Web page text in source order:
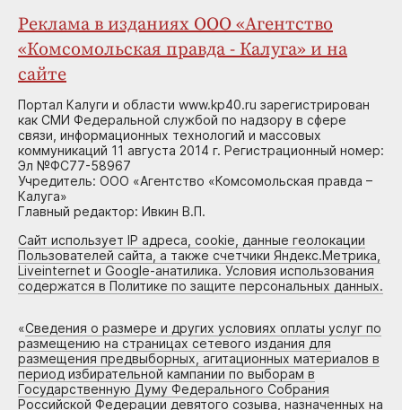
Реклама в изданиях ООО «Агентство
«Комсомольская правда - Калуга» и на
сайте
Портал Калуги и области www.kp40.ru зарегистрирован
как СМИ Федеральной службой по надзору в сфере
связи, информационных технологий и массовых
коммуникаций 11 августа 2014 г. Регистрационный номер:
Эл №ФС77-58967
Учредитель: ООО «Агентство «Комсомольская правда –
Калуга»
Главный редактор: Ивкин В.П.
Сайт использует IP адреса, cookie, данные геолокации
Пользователей сайта, а также счетчики Яндекс.Метрика,
Liveinternet и Google-анатилика. Условия использования
содержатся в Политике по защите персональных данных.
«Сведения о размере и других условиях оплаты услуг по
размещению на страницах сетевого издания для
размещения предвыборных, агитационных материалов в
период избирательной кампании по выборам в
Государственную Думу Федерального Собрания
Российской Федерации девятого созыва, назначенных на